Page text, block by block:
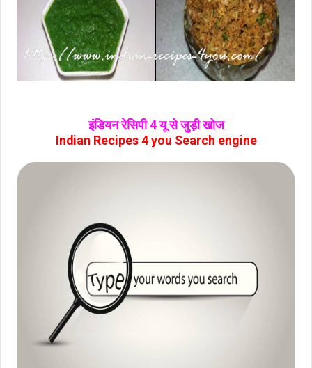
इंडियन रेसिपी 4 यू से जुड़ी खोज
Indian Recipes 4 you Search engine